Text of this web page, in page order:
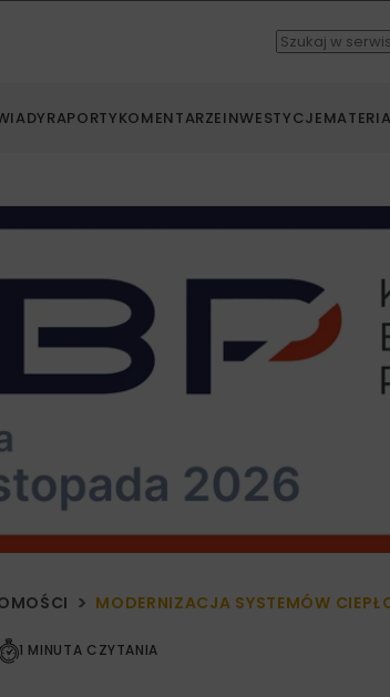
RAPORTYKOMENTARZEINWESTYCJE
MODERNIZACJA SYSTEMÓW
1 MINUTA CZYTANIA